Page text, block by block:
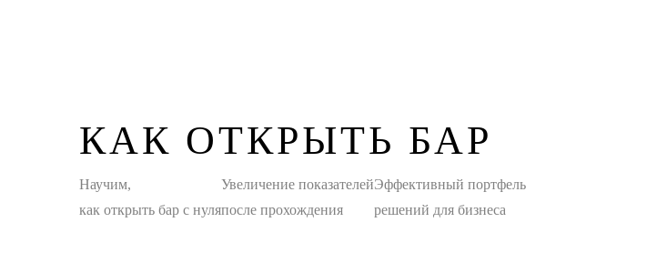
КАК ОТКРЫТЬ БАР
Научим,
как открыть бар с нуля
Увеличение показателей
после прохождения
Эффективный портфель
решений для бизнеса